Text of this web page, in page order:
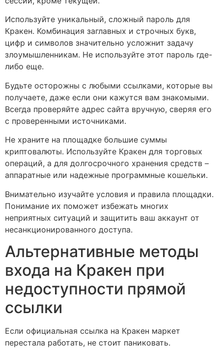
Используйте уникальный, сложный пароль для
Кракен. Комбинация заглавных и строчных букв,
цифр и символов значительно усложнит задачу
злоумышленникам. Не используйте этот пароль где-
либо еще.
Будьте осторожны с любыми ссылками, которые вы
получаете, даже если они кажутся вам знакомыми.
Всегда проверяйте адрес сайта вручную, сверяя его
с проверенными источниками.
Не храните на площадке большие суммы
криптовалюты. Используйте Кракен для торговых
операций, а для долгосрочного хранения средств –
аппаратные или надежные программные кошельки.
Внимательно изучайте условия и правила площадки.
Понимание их поможет избежать многих
неприятных ситуаций и защитить ваш аккаунт от
несанкционированного доступа.
Альтернативные методы
входа на Кракен при
недоступности прямой
ссылки
Если официальная ссылка на Кракен маркет
перестала работать, не стоит паниковать.